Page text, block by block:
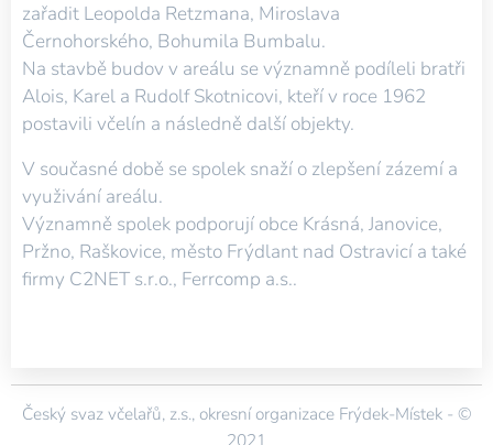
zařadit Leopolda Retzmana, Miroslava
Černohorského, Bohumila Bumbalu.
Na stavbě budov v areálu se významně podíleli bratři
Alois, Karel a Rudolf Skotnicovi, kteří v roce 1962
postavili včelín a následně další objekty.
V současné době se spolek snaží o zlepšení zázemí a
využivání areálu.
Významně spolek podporují obce Krásná, Janovice,
Pržno, Raškovice, město Frýdlant nad Ostravicí a také
firmy C2NET s.r.o., Ferrcomp a.s..
Český svaz včelařů, z.s., okresní organizace Frýdek-Místek - ©
2021